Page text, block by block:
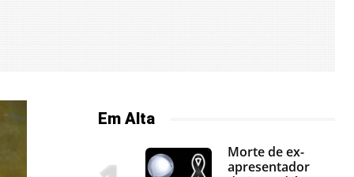
Em Alta
Morte de ex-
apresentador